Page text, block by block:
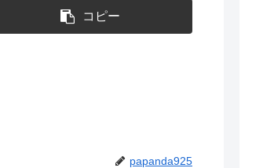
コピー
papanda925